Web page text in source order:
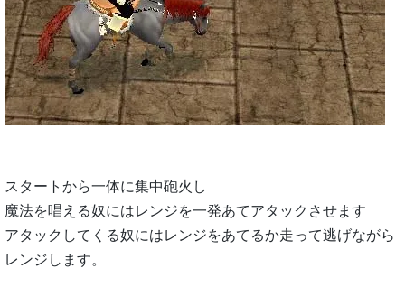
スタートから一体に集中砲火し
魔法を唱える奴にはレンジを一発あてアタックさせます
アタックしてくる奴にはレンジをあてるか走って逃げながら
レンジします。